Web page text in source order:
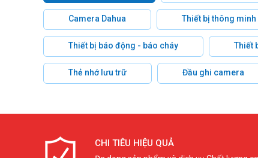
Camera Dahua Thiết bị thông minh
Thiết bị báo động - báo cháy Thiết
Thẻ nhớ lưu trữ Đầu ghi camera
CHI TIÊU HIỆU QUẢ